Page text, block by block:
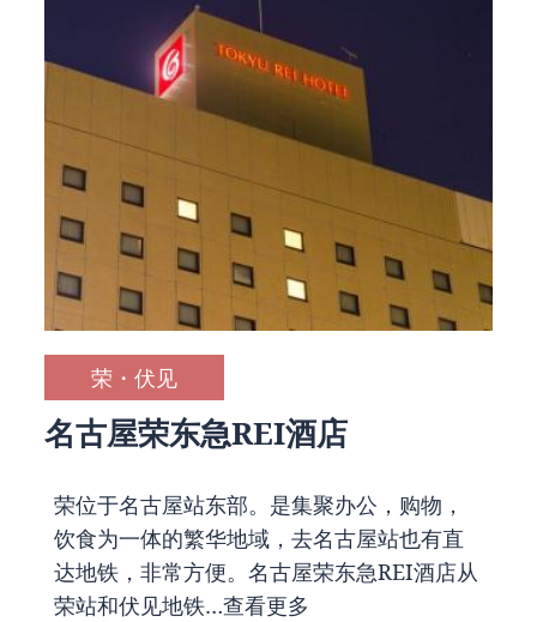
荣・伏见
名古屋荣东急REI酒店
荣位于名古屋站东部。是集聚办公，购物，
饮食为一体的繁华地域，去名古屋站也有直
达地铁，非常方便。名古屋荣东急REI酒店从
荣站和伏见地铁…查看更多